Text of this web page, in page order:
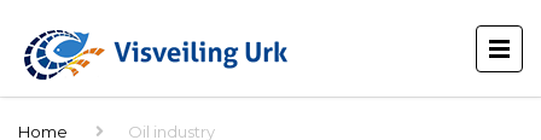
Home Oil industry